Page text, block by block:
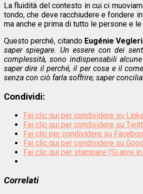
La fluidità del contesto in cui ci
tondo, che deve racchiudere e fondere
ma anche e prima di tutto le persone e
Questo perché, citando Eugénie
saper spiegare. Un essere con dei
complessità, sono indispensabili
saper dire il perché, il per cosa e il
senza con ciò farla soffrire; saper
Condividi:
Fai clic qui per condividere su
Fai clic qui per condividere su
Fai clic per condividere su
Fai clic qui per condividere su
Fai clic qui per stampare (Si apre
Correlati